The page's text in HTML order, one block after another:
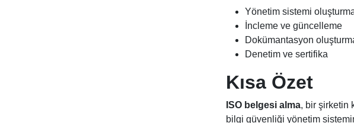
Yönetim sistemi
İncleme ve güncelleme
Dokümantasyon
Denetim ve sertifika
Kısa Özet
ISO belgesi alma, bir şirketin
bilgi güvenliği yönetim